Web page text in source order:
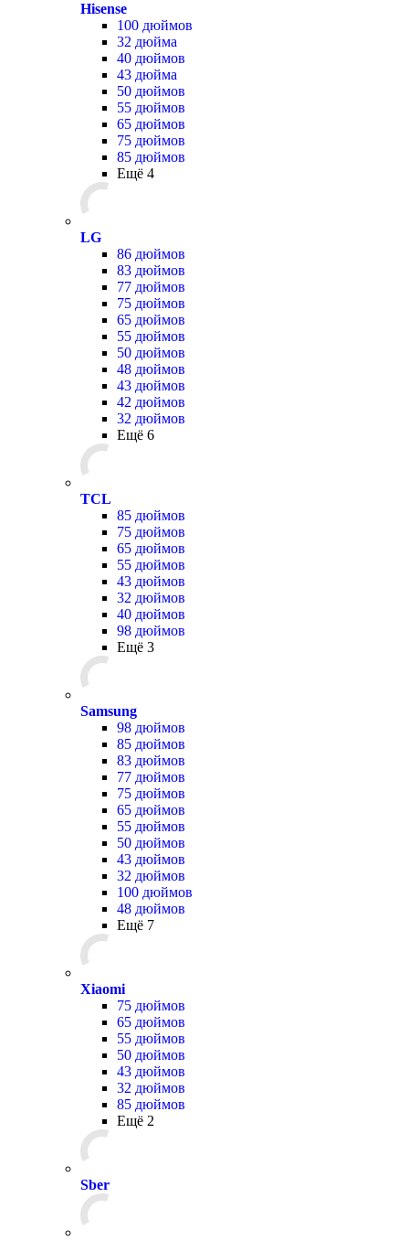
Hisense
100 дюймов
32 дюйма
40 дюймов
43 дюйма
50 дюймов
55 дюймов
65 дюймов
75 дюймов
85 дюймов
Ещё 4
LG
86 дюймов
83 дюймов
77 дюймов
75 дюймов
65 дюймов
55 дюймов
50 дюймов
48 дюймов
43 дюймов
42 дюймов
32 дюймов
Ещё 6
TCL
85 дюймов
75 дюймов
65 дюймов
55 дюймов
43 дюймов
32 дюймов
40 дюймов
98 дюймов
Ещё 3
Samsung
98 дюймов
85 дюймов
83 дюймов
77 дюймов
75 дюймов
65 дюймов
55 дюймов
50 дюймов
43 дюймов
32 дюймов
100 дюймов
48 дюймов
Ещё 7
Xiaomi
75 дюймов
65 дюймов
55 дюймов
50 дюймов
43 дюймов
32 дюймов
85 дюймов
Ещё 2
Sber